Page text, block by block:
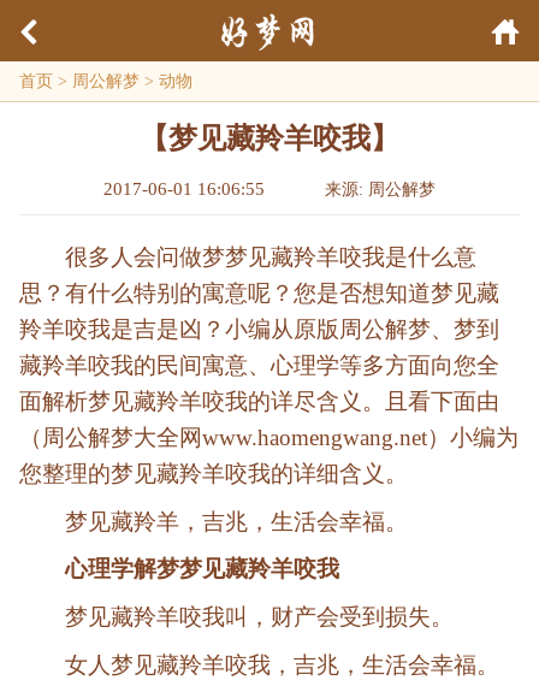
首页 > 周公解梦 > 动物
【梦见藏羚羊咬我】
2017-06-01 16:06:55 来源: 周公解梦
很多人会问做梦梦见藏羚羊咬我是什么意
思？有什么特别的寓意呢？您是否想知道梦见藏
羚羊咬我是吉是凶？小编从原版周公解梦、梦到
藏羚羊咬我的民间寓意、心理学等多方面向您全
面解析梦见藏羚羊咬我的详尽含义。且看下面由
（周公解梦大全网www.haomengwang.net）小编为
您整理的梦见藏羚羊咬我的详细含义。
梦见藏羚羊，吉兆，生活会幸福。
心理学解梦梦见藏羚羊咬我
梦见藏羚羊咬我叫，财产会受到损失。
女人梦见藏羚羊咬我，吉兆，生活会幸福。